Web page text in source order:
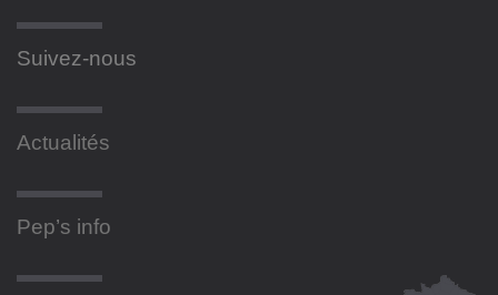
Suivez-nous
Actualités
Pep’s info